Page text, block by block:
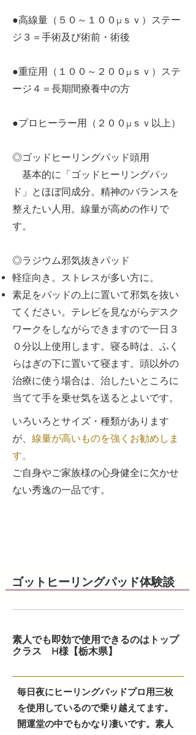
●高線量（５０～１００μｓｖ）ステー
ジ３＝手術及び術前・術後
●重症用（１００～２００μｓｖ）ステ
ージ４＝長期間療養中の方
●プロヒーラー用（２００μｓｖ以上）
◎ゴッドヒーリングパッド頭用
基本的に「ゴッドヒーリングパッ
ド」とほぼ同成分。精神のバランスを
整えたい人用。線量が高めの作りで
す。
◎ラジウム邪気抜きパッド
軽症向き。ストレスが多い方に。
素足をパッドの上に置いて邪気を抜い
てください。テレビを見ながらデスク
ワークをしながらできますので一日３
０分以上使用します。寝る時は、ふく
らはぎの下に置いて寝ます。頭以外の
治療に使う場合は、治したいところに
当てて手を乗せ気を送るとよいです。
いろいろとサイズ・種類があります
が、 線量が高いものを強くお勧めしま
す。
ご自身やご家族様の心身健全に欠かせ
ない秀逸の一品です。
ゴットヒーリングパッド体験談
​素人でも即効で使用できるのはトップ
クラス H様【栃木県】
​毎日夜にヒーリングパッドプロ用三枚
を使用しているので乗り越えてます。
開運堂の中でもかなり凄いです。素人